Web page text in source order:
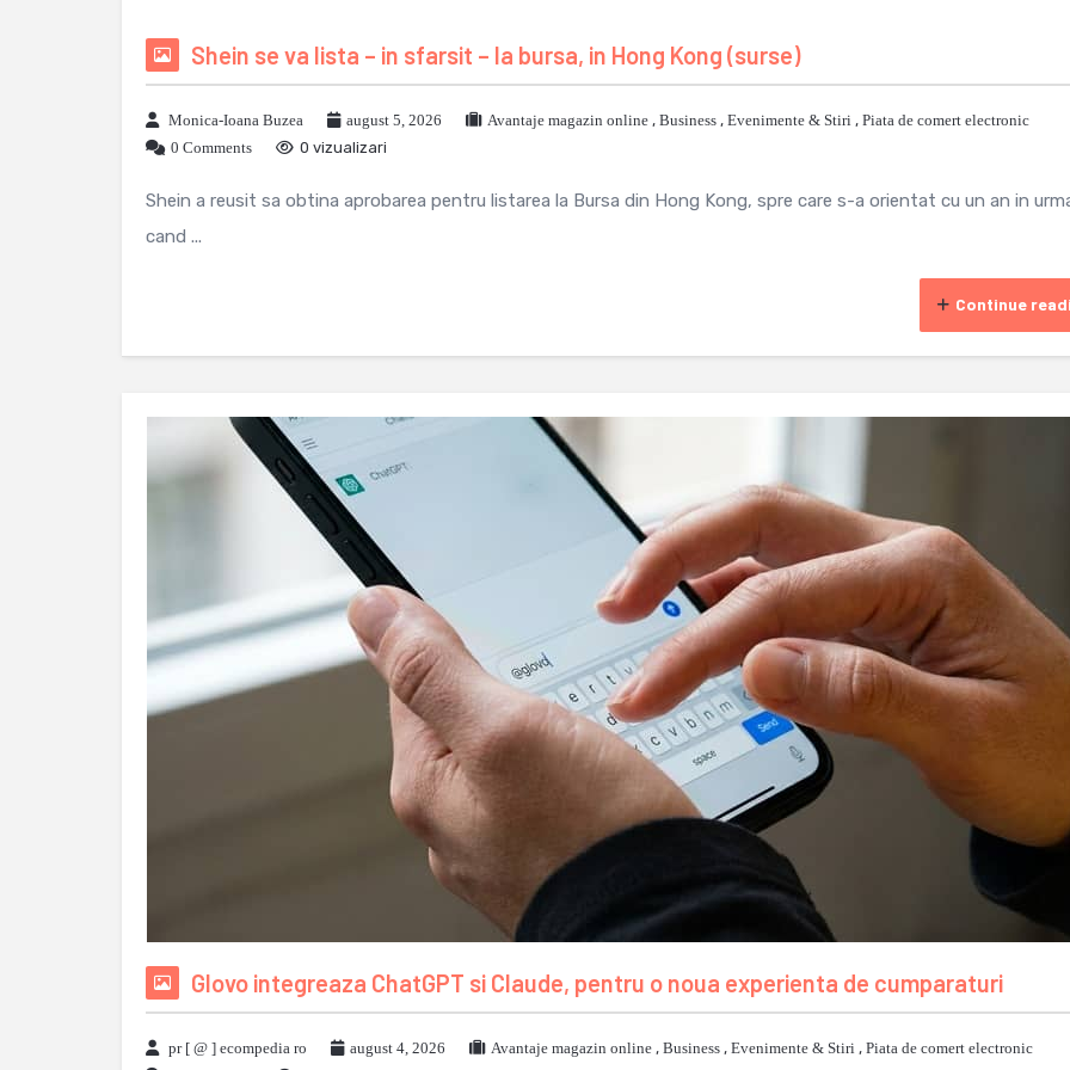
Shein se va lista – in sfarsit – la bursa, in Hong Kong (surse)
Monica-Ioana Buzea august 5, 2026 Avantaje magazin online , Business , Evenimente & Stiri , Piata de comert electronic
0 Comments
0 vizualizari
Shein a reusit sa obtina aprobarea pentru listarea la Bursa din Hong Kong, spre care s-a orientat cu un an in
cand ...
Continue
Glovo integreaza ChatGPT si Claude, pentru o noua experienta de cumparaturi
pr [ @ ] ecompedia ro august 4, 2026 Avantaje magazin online , Business , Evenimente & Stiri , Piata de comert electronic